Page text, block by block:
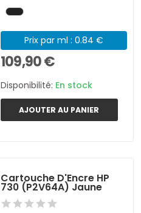
Prix par ml : 0.84 €
109,90 €
Disponibilité: En stock
AJOUTER AU PANIER
Cartouche D'Encre HP
730 (P2V64A) Jaune